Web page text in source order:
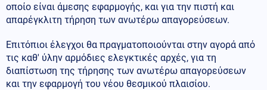
οποίο είναι άμεσης εφαρμογής, και για την πιστή και
απαρέγκλιτη τήρηση των ανωτέρω απαγορεύσεων.
Επιτόπιοι έλεγχοι θα πραγματοποιούνται στην αγορά από
τις καθ' ύλην αρμόδιες ελεγκτικές αρχές, για τη
διαπίστωση της τήρησης των ανωτέρω απαγορεύσεων
και την εφαρμογή του νέου θεσμικού πλαισίου.